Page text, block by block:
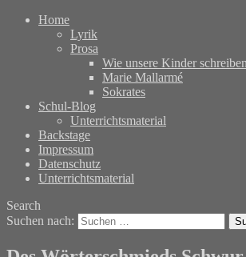
Home
Lyrik
Prosa
Wie unsere Kinder
Marie Mallarmé
Sokrates
Schul-Blog
Unterrichtsmaterial
Backstage
Impressum
Datenschutz
Unterrichtsmaterial
Search
Suchen nach: